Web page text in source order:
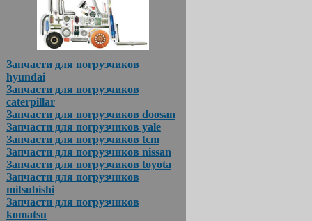
Запчасти для погрузчиков
hyundai
Запчасти для погрузчиков
caterpillar
Запчасти для погрузчиков doosan
Запчасти для погрузчиков yale
Запчасти для погрузчиков tcm
Запчасти для погрузчиков nissan
Запчасти для погрузчиков toyota
Запчасти для погрузчиков
mitsubishi
Запчасти для погрузчиков
komatsu